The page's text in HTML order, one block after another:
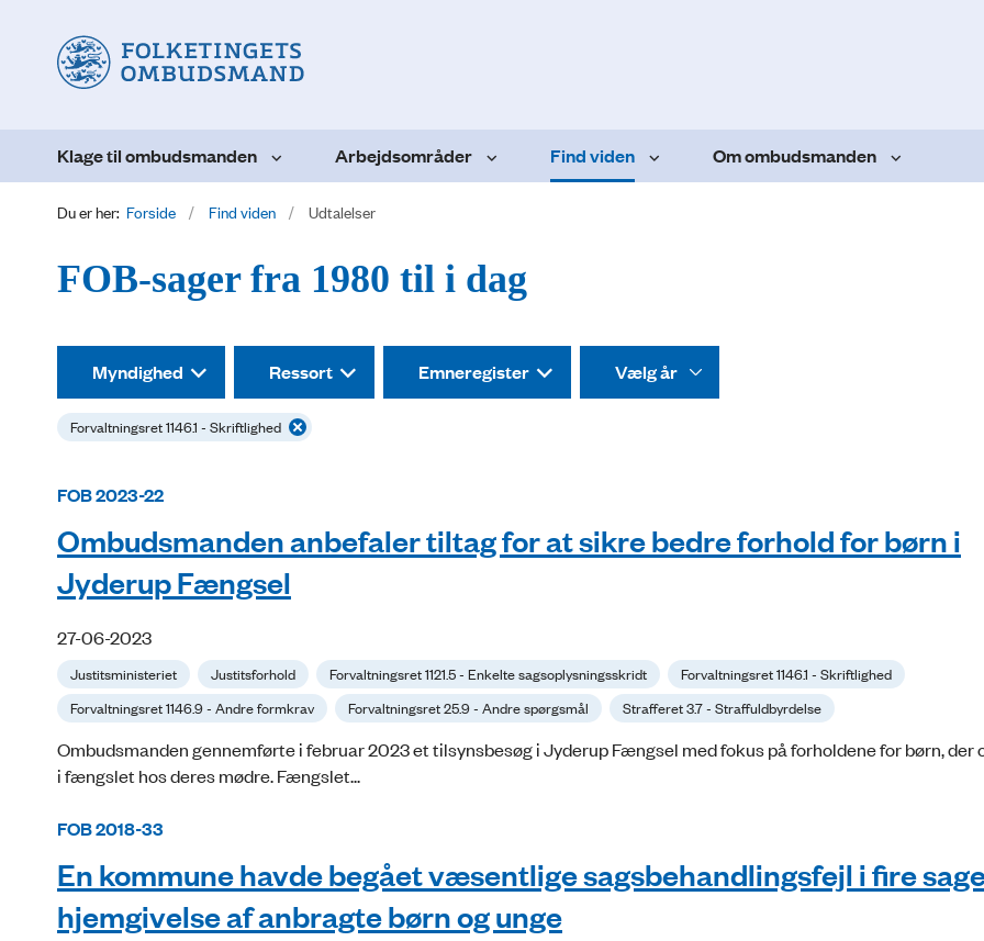
Klage til ombudsmanden Arbejdsområder Find viden Om ombudsmanden
Du er her: Forside Find viden Udtalelser
FOB-sager fra 1980 til i dag
Myndighed Ressort Emneregister
Forvaltningsret 1146.1 - Skriftlighed
FOB 2023-22
Ombudsmanden anbefaler tiltag for at sikre bedre forhold for børn i
Jyderup Fængsel
27-06-2023
Justitsministeriet Justitsforhold Forvaltningsret 1121.5 - Enkelte sagsoplysningsskridt
Forvaltningsret 1146.1 - Skriftlighed
Forvaltningsret 1146.9 - Andre formkrav
Forvaltningsret 25.9 - Andre spørgsmål Strafferet 3.7 - Straffuldbyrdelse
Ombudsmanden gennemførte i februar 2023 et tilsynsbesøg i Jyderup Fængsel med fokus på forholdene for børn, der
i fængslet hos deres mødre. Fængslet...
FOB 2018-33
En kommune havde begået væsentlige sagsbehandlingsfejl i fire
hjemgivelse af anbragte børn og unge